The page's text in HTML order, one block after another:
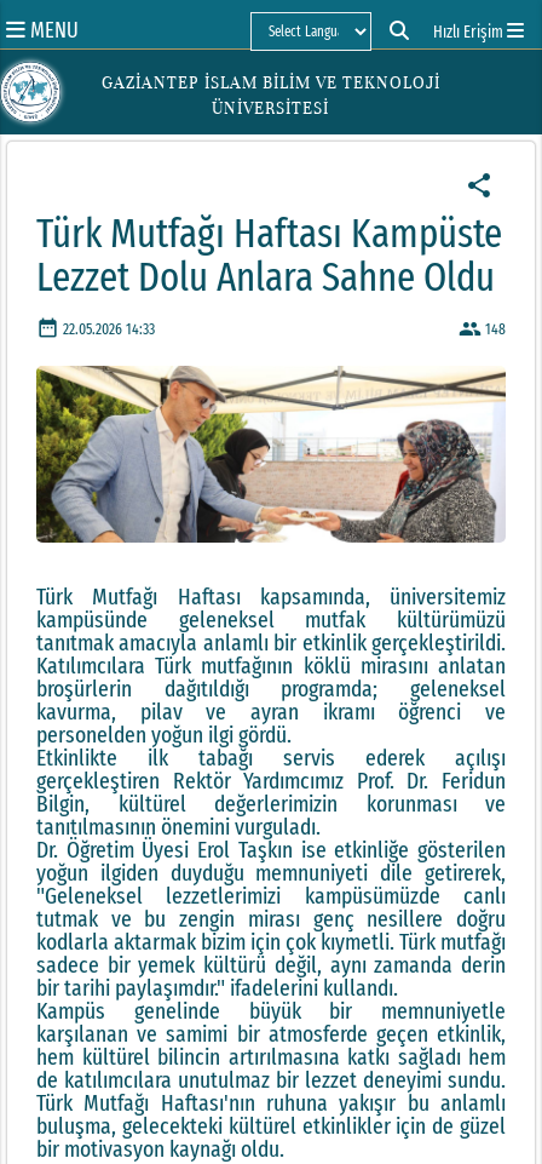
MENU
Powered by
Hızlı Erişim
GAZİANTEP İSLAM BİLİM VE TEKNOLOJİ
ÜNİVERSİTESİ
share
Türk Mutfağı Haftası Kampüste
Lezzet Dolu Anlara Sahne Oldu
date_range 22.05.2026 14:33 people 148
Türk Mutfağı Haftası kapsamında, üniversitemiz
kampüsünde geleneksel mutfak kültürümüzü
tanıtmak amacıyla anlamlı bir etkinlik gerçekleştirildi.
Katılımcılara Türk mutfağının köklü mirasını anlatan
broşürlerin dağıtıldığı programda; geleneksel
kavurma, pilav ve ayran ikramı öğrenci ve
personelden yoğun ilgi gördü.
Etkinlikte ilk tabağı servis ederek açılışı
gerçekleştiren Rektör Yardımcımız Prof. Dr. Feridun
Bilgin, kültürel değerlerimizin korunması ve
tanıtılmasının önemini vurguladı.
Dr. Öğretim Üyesi Erol Taşkın ise etkinliğe gösterilen
yoğun ilgiden duyduğu memnuniyeti dile getirerek,
"Geleneksel lezzetlerimizi kampüsümüzde canlı
tutmak ve bu zengin mirası genç nesillere doğru
kodlarla aktarmak bizim için çok kıymetli. Türk mutfağı
sadece bir yemek kültürü değil, aynı zamanda derin
bir tarihi paylaşımdır." ifadelerini kullandı.
Kampüs genelinde büyük bir memnuniyetle
karşılanan ve samimi bir atmosferde geçen etkinlik,
hem kültürel bilincin artırılmasına katkı sağladı hem
de katılımcılara unutulmaz bir lezzet deneyimi sundu.
Türk Mutfağı Haftası'nın ruhuna yakışır bu anlamlı
buluşma, gelecekteki kültürel etkinlikler için de güzel
bir motivasyon kaynağı oldu.